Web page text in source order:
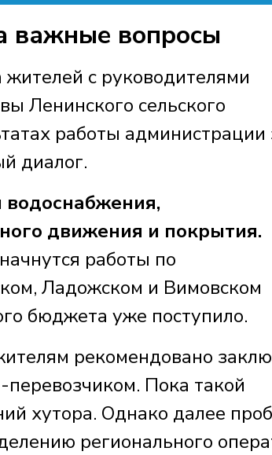
важные вопросы
жителей с руководителями
Ленинского сельского
работы администрации
диалог.
движения и покрытия.
работы по
Ладожском и Вимовском
бюджета уже поступило.
рекомендовано
Пока такой
хутора. Однако далее
регионального